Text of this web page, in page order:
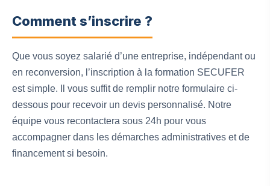
Comment s’inscrire ?
Que vous soyez salarié d’une entreprise, indépendant ou
en reconversion, l’inscription à la formation SECUFER
est simple. Il vous suffit de remplir notre formulaire ci-
dessous pour recevoir un devis personnalisé. Notre
équipe vous recontactera sous 24h pour vous
accompagner dans les démarches administratives et de
financement si besoin.